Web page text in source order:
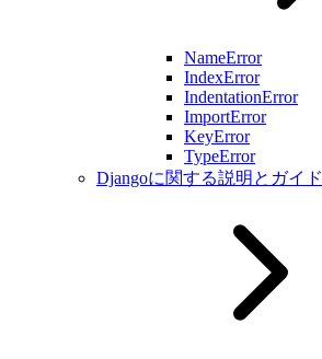
NameError
IndexError
IndentationError
ImportError
KeyError
TypeError
Djangoに関する説明とガイド